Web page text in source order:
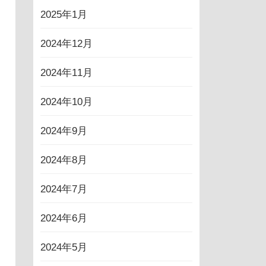
2025年1月
2024年12月
2024年11月
2024年10月
2024年9月
2024年8月
2024年7月
2024年6月
2024年5月